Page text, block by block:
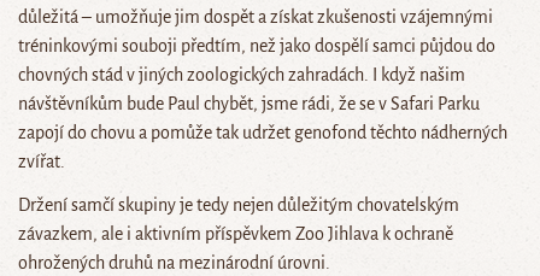
důležitá – umožňuje jim dospět a získat zkušenosti vzájemnými
tréninkovými souboji předtím, než jako dospělí samci půjdou do
chovných stád v jiných zoologických zahradách. I když našim
návštěvníkům bude Paul chybět, jsme rádi, že se v Safari Parku
zapojí do chovu a pomůže tak udržet genofond těchto nádherných
zvířat.
Držení samčí skupiny je tedy nejen důležitým chovatelským
závazkem, ale i aktivním příspěvkem Zoo Jihlava k ochraně
ohrožených druhů na mezinárodní úrovni.